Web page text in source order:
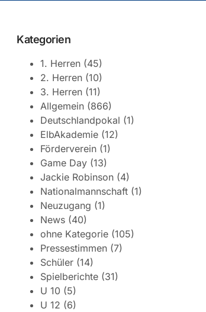
Kategorien
1. Herren (45)
2. Herren (10)
3. Herren (11)
Allgemein (866)
Deutschlandpokal (1)
ElbAkademie (12)
Förderverein (1)
Game Day (13)
Jackie Robinson (4)
Nationalmannschaft (1)
Neuzugang (1)
News (40)
ohne Kategorie (105)
Pressestimmen (7)
Schüler (14)
Spielberichte (31)
U 10 (5)
U 12 (6)